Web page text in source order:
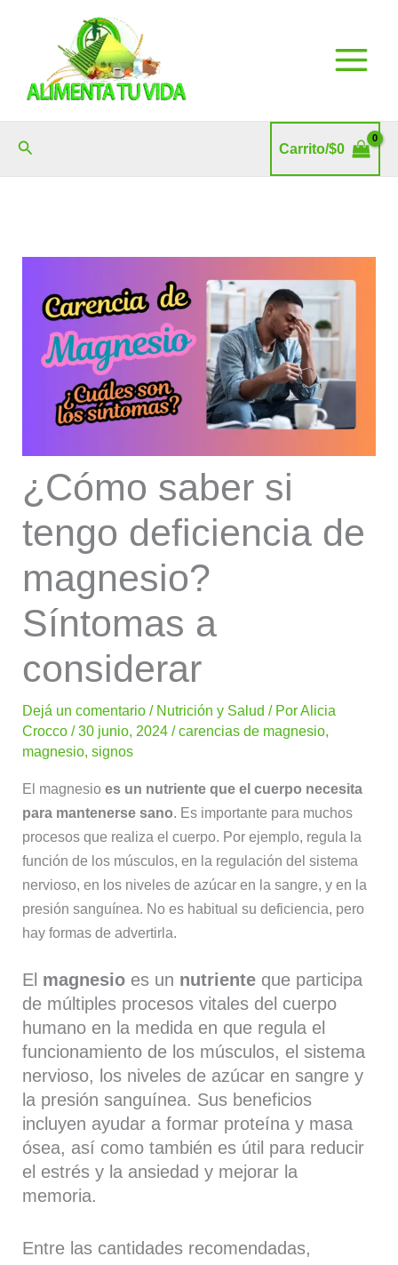
Buscar Carrito/$0
¿Cómo saber si
tengo deficiencia de
magnesio?
Síntomas a
considerar
Dejá un comentario / Nutrición y Salud / PorAlicia
Crocco/30 junio, 2024/carencias de magnesio,
magnesio,signos
El magnesioes un nutriente que el cuerpo necesita
para mantenerse sano . Es importante para muchos
procesos que realiza el cuerpo. Por ejemplo, regula la
función de los músculos, en la regulación del sistema
nervioso, en los niveles de azúcar en la sangre, y en la
presión sanguínea. No es habitual su deficiencia, pero
hay formas de advertirla.
El magnesio es un nutriente que participa
de múltiples procesos vitales del cuerpo
humano en la medida en que regula el
funcionamiento de los músculos, el sistema
nervioso, los niveles de azúcar en sangre y
la presión sanguínea. Sus beneficios
incluyen ayudar a formar proteína y masa
ósea, así como también es útil para reducir
el estrés y la ansiedad y mejorar la
memoria.
Entre las cantidades recomendadas,